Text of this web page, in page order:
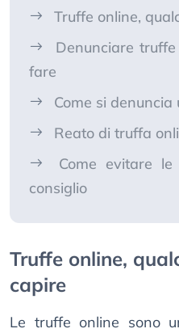
Truffe online,
Denunciare
fare
Come si
Reato di truffa
Come evitare
consiglio
Truffe online,
capire
Le truffe online sono